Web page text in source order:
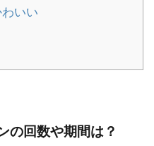
いい
の回数や期間は？